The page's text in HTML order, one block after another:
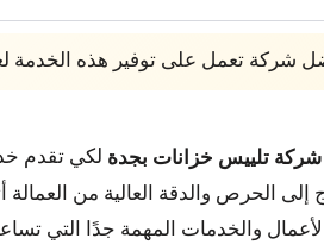
شركة تعمل على توفير هذه الخدمة
شركة تلييس خزانات بجدة لكي تقدم
إلى الحرص والدقة العالية من العمالة
والخدمات المهمة جدًا التي